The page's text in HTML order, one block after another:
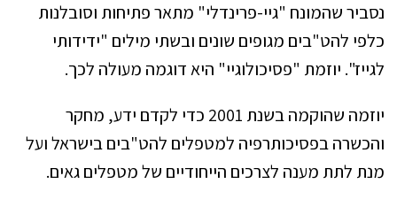
נסביר שהמונח "גיי-פרינדלי" מתאר פתיחות וסובלנות
כלפי להט"בים מגופים שונים ובשתי מילים "ידידותי
לגייז". יוזמת "פסיכולוגיי" היא דוגמה מעולה לכך.
יוזמה שהוקמה בשנת 2001 כדי לקדם ידע, מחקר
והכשרה בפסיכותרפיה למטפלים להט"בים בישראל ועל
מנת לתת מענה לצרכים הייחודיים של מטפלים גאים.